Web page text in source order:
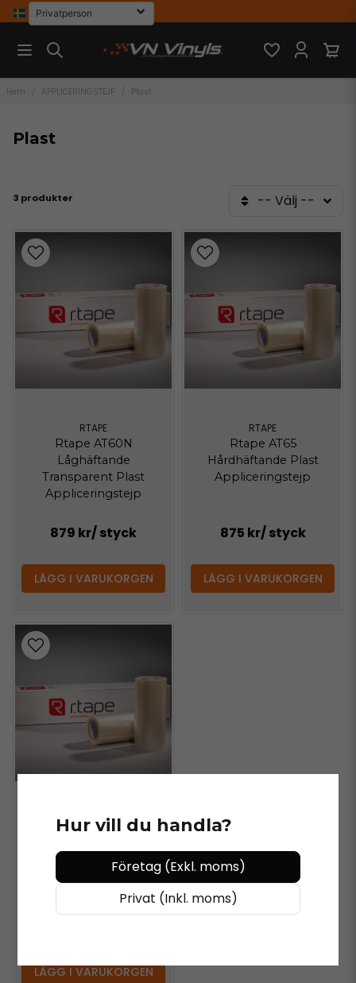
Hem APPLICERINGSTEJP Plast
Plast
3 produkter -- Välj --
RTAPE
Rtape AT60N
Låghäftande
Transparent Plast
Appliceringstejp
879 kr/ styck
LÄGG I VARUKORGEN
RTAPE
Rtape AT65
Hårdhäftande Plast
Appliceringstejp
875 kr/ styck
LÄGG I VARUKORGEN
RTAPE
Hårdhäftande
Appliceringstejp
Luftkanaler
LÄGG I VARUKORGEN
Hur vill du handla?
Företag (Exkl. moms)
Privat (Inkl. moms)